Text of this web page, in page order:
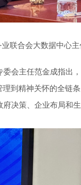
业联合会大数据中心
委会主任范金成指出
到精神关怀的全链
决策、企业布局和